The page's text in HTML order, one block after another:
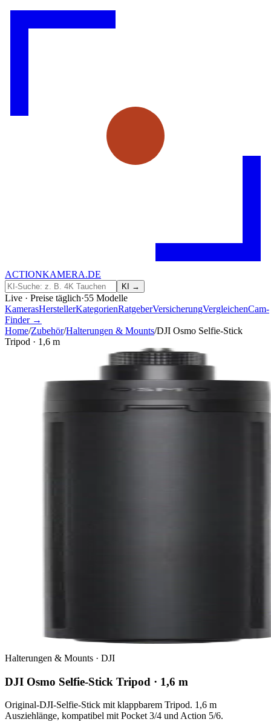
ACTIONKAMERA.DE
KI →
Live · Preise täglich·55 Modelle
KamerasHerstellerKategorienRatgeberVersicherungVergleichenCam-
Finder →
Home/Zubehör/Halterungen & Mounts/DJI Osmo Selfie-Stick
Tripod · 1,6 m
Halterungen & Mounts · DJI
DJI Osmo Selfie-Stick Tripod · 1,6 m
Original-DJI-Selfie-Stick mit klappbarem Tripod. 1,6 m
Ausziehlänge, kompatibel mit Pocket 3/4 und Action 5/6.